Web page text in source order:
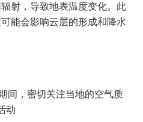
射，导致地表温度变化。此
能会影响云层的形成和降水
间，密切关注当地的空气质
动